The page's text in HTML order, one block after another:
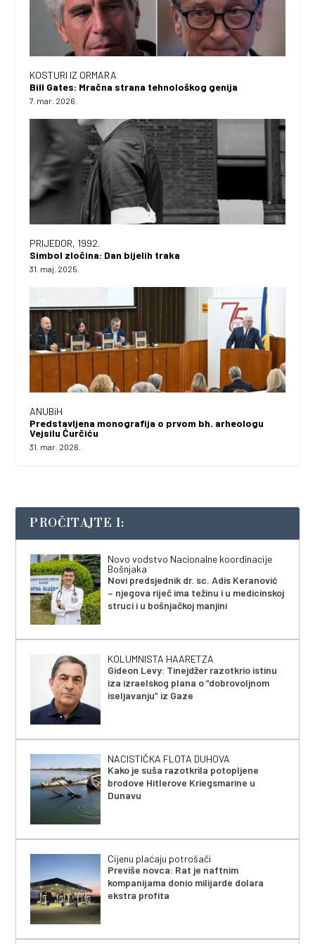
KOSTURI IZ ORMARA
Bill Gates: Mračna strana tehnološkog genija
7. mar. 2026.
PRIJEDOR, 1992.
Simbol zločina: Dan bijelih traka
31. maj. 2025.
ANUBiH
Predstavljena monografija o prvom bh. arheologu
Vejsilu Ćurčiću
31. mar. 2026.
PROČITAJTE I:
Novo vodstvo Nacionalne koordinacije
Bošnjaka
Novi predsjednik dr. sc. Adis Keranović
– njegova riječ ima težinu i u medicinskoj
struci i u bošnjačkoj manjini
KOLUMNISTA HAARETZA
Gideon Levy: Tinejdžer razotkrio istinu
iza izraelskog plana o “dobrovoljnom
iseljavanju” iz Gaze
NACISTIČKA FLOTA DUHOVA
Kako je suša razotkrila potopljene
brodove Hitlerove Kriegsmarine u
Dunavu
Cijenu plaćaju potrošači
Previše novca: Rat je naftnim
kompanijama donio milijarde dolara
ekstra profita